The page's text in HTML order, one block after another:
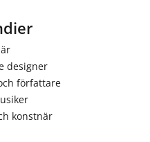
designer
författare
konstnär